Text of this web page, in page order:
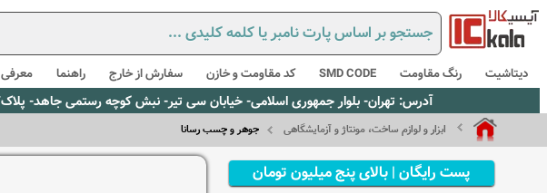
دیتاشیت رنگ مقاومت SMD CODE کد مقاومت و خازن سفارش از خارج راهنما معرفی
آدرس: تهران- بلوار جمهوری اسلامی- خیابان سی تیر- نبش کوچه رستمی جاهد- پلاک67- واحد2 - تلفن:02165021256 و 02165021235، پیام رسان بله: 09309563731 ساعت کاری 9 لغایت 16
ابزار و لوازم ساخت، مونتاژ و آزمایشگاهی جوهر و چسب رسانا
پست رایگان | بالای پنج میلیون تومان